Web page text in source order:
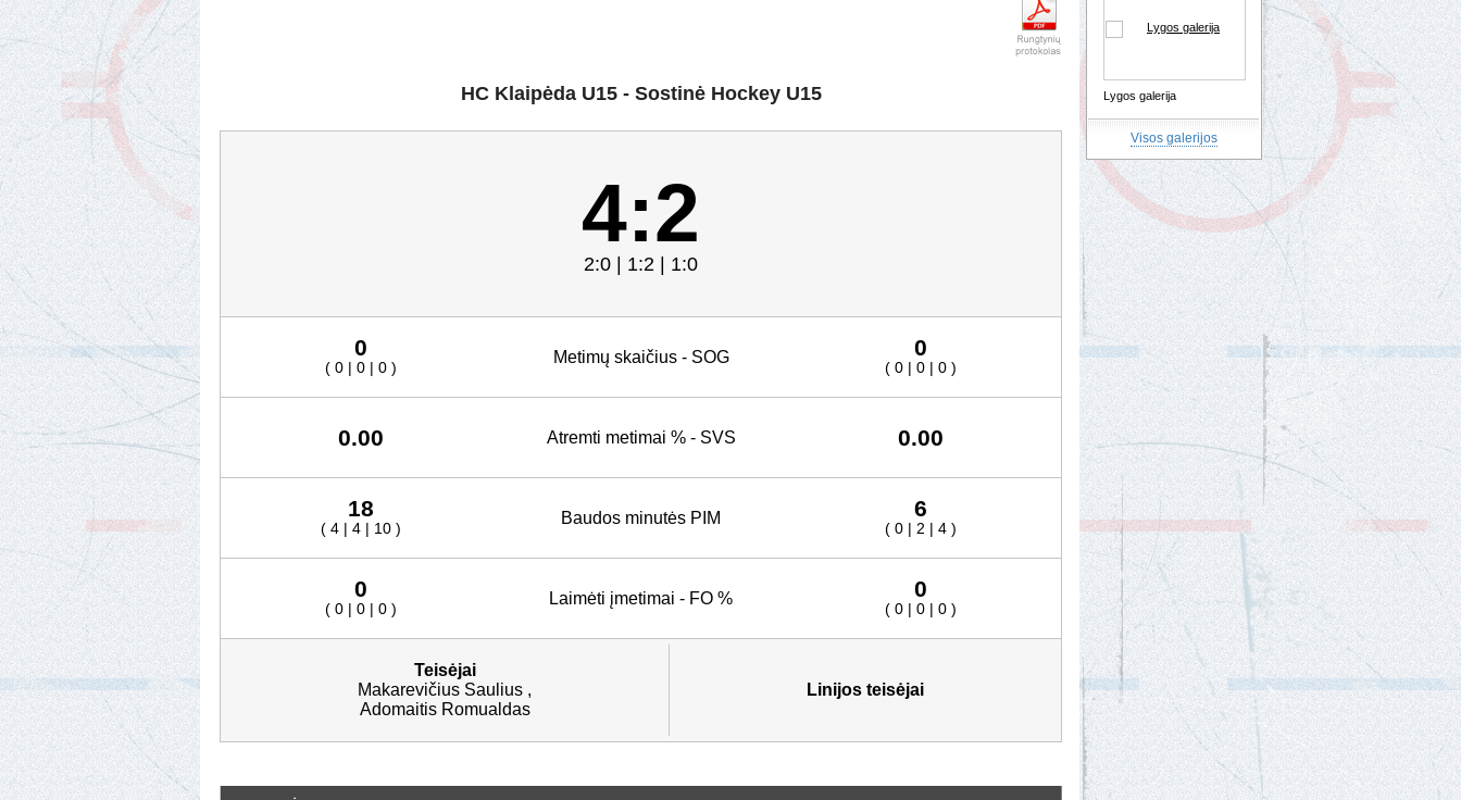
HC Klaipėda U15 - Sostinė Hockey U15
4:2
2:0 | 1:2 | 1:0
0
( 0 | 0 | 0 )
Metimų skaičius - SOG 0
( 0 | 0 | 0 )
0.00 Atremti metimai % - SVS 0.00
18
( 4 | 4 | 10 )
Baudos minutės PIM 6
( 0 | 2 | 4 )
0
( 0 | 0 | 0 )
Laimėti įmetimai - FO % 0
( 0 | 0 | 0 )
Teisėjai
Makarevičius Saulius ,
Adomaitis Romualdas
Linijos teisėjai
Lygos galerija
Visos galerijos